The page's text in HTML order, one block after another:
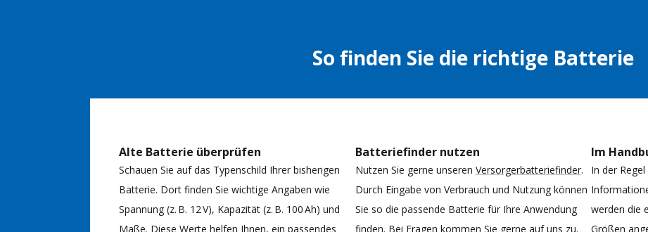
So finden Sie die richtige Batterie
Alte Batterie überprüfen
Schauen Sie auf das Typenschild Ihrer bisherigen
Batterie. Dort finden Sie wichtige Angaben wie
Spannung (z. B. 12 V), Kapazität (z. B. 100 Ah) und
Maße. Diese Werte helfen Ihnen, ein passendes
Batteriefinder nutzen
Nutzen Sie gerne unseren Versorgerbatteriefinder.
Durch Eingabe von Verbrauch und Nutzung können
Sie so die passende Batterie für Ihre Anwendung
finden. Bei Fragen kommen Sie gerne auf uns zu.
Im
In der
werden die
Größen